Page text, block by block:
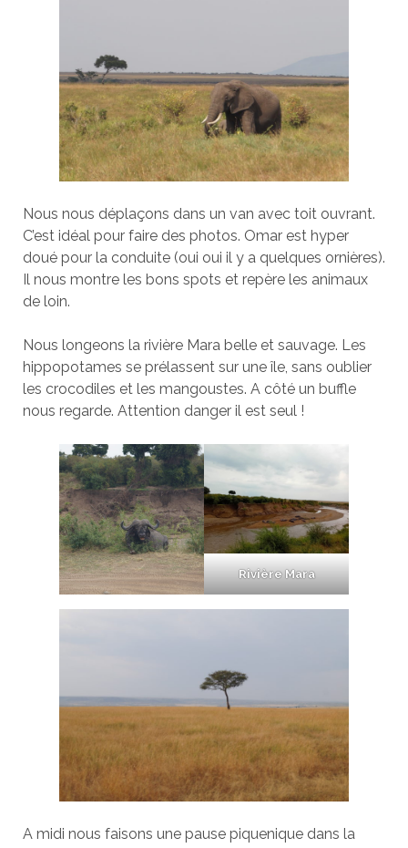
Nous nous déplaçons dans un van avec toit ouvrant.
C’est idéal pour faire des photos. Omar est hyper
doué pour la conduite (oui oui il y a quelques ornières).
Il nous montre les bons spots et repère les animaux
de loin.
Nous longeons la rivière Mara belle et sauvage. Les
hippopotames se prélassent sur une île, sans oublier
les crocodiles et les mangoustes. A côté un buffle
nous regarde. Attention danger il est seul !
Rivière Mara
A midi nous faisons une pause piquenique dans la